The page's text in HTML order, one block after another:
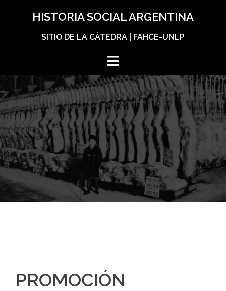
HISTORIA SOCIAL ARGENTINA
SITIO DE LA CÁTEDRA | FAHCE-UNLP
PROMOCIÓN